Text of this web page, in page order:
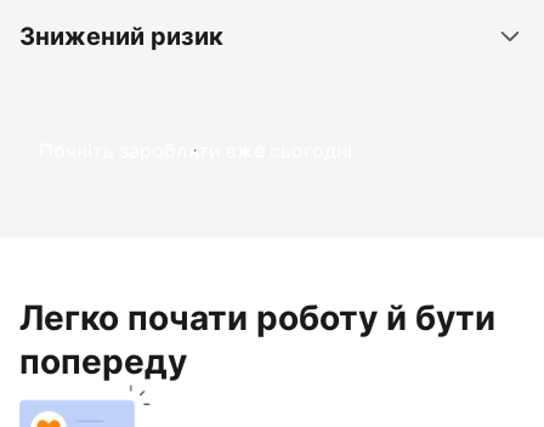
Знижений ризик
Почніть заробляти вже сьогодні
Легко почати роботу й бути
попереду